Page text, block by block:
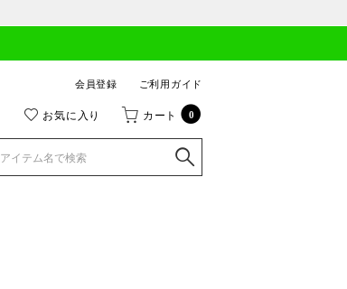
会員登録 ご利用ガイド
お気に入り カート 0